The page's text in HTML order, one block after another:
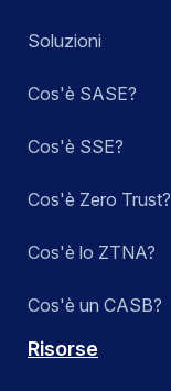
Soluzioni
Cos'è SASE?
Cos'è SSE?
Cos'è Zero Trust?
Cos'è lo ZTNA?
Cos'è un CASB?
Risorse